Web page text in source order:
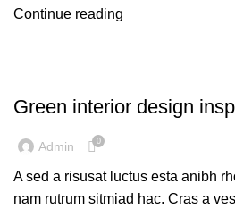
Continue reading
Green interior design
Admin 0
A sed a risusat luctus esta anibh
nam rutrum sitmiad hac. Cras a